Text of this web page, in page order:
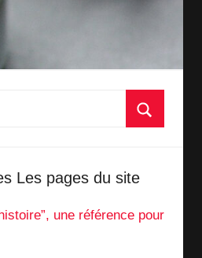
Les pages du site
une référence pour